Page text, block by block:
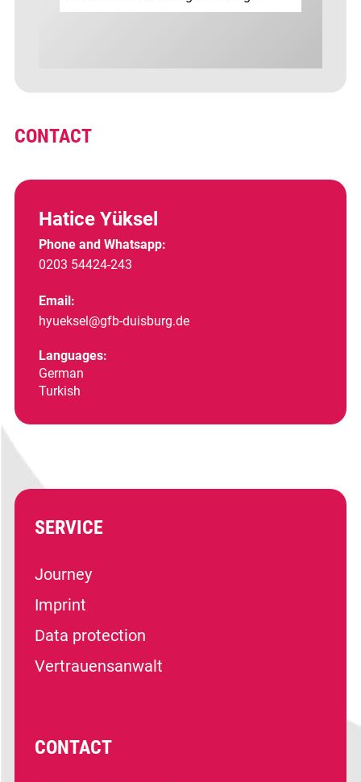
CONTACT
Hatice Yüksel
Phone and Whatsapp:
0203 54424-243
Email:
hyueksel@gfb-duisburg.de
Languages:
German
Turkish
SERVICE
Journey
Imprint
Data protection
Vertrauensanwalt
CONTACT